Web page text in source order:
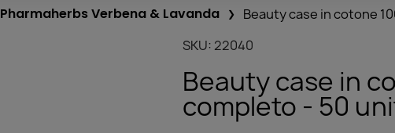
Pharmaherbs Verbena & Lavanda
Beauty case in cotone
SKU 22040
Beauty case in
completo - 50